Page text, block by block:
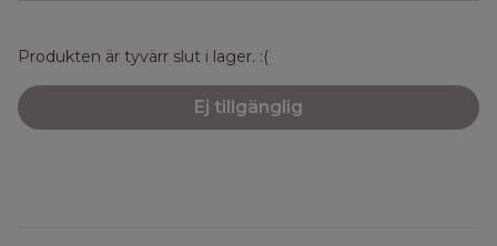
Produkten är tyvärr slut i lager. :(
Ej tillgänglig